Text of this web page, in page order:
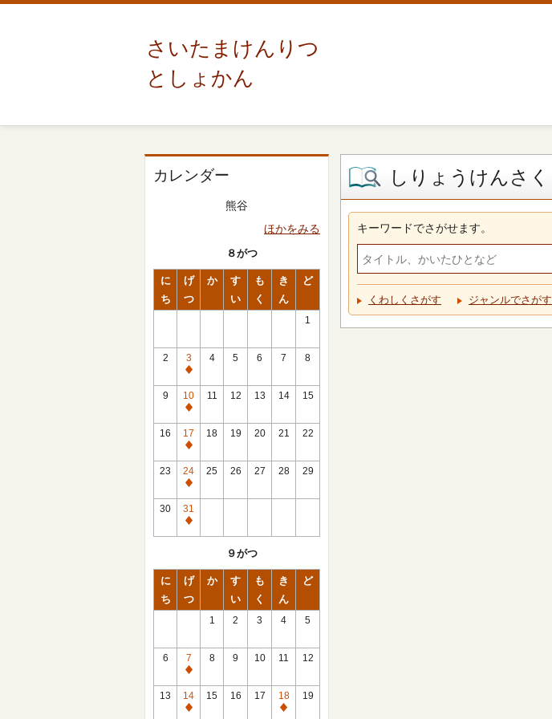
さいたまけんりつ
としょかん
カレンダー
熊谷
ほかをみる
８がつ
に
ち
げ
つ
か
す
い
も
く
き
ん
ど
1
2
3
休
館
日
4 5 6 7 8
9
10
休
館
日
11 12 13 14 15
16
17
休
館
日
18 19 20 21 22
23
24
休
館
日
25 26 27 28 29
30
31
休
９がつ
に
ち
げ
つ
か
す
い
も
く
き
ん
ど
1 2 3 4 5
6
7
休
館
日
8 9 10 11 12
13
14
休
15 16 17
18
休
19
しりょうけんさく
キーワードでさがせます。
くわしくさがす ジャンルでさがす